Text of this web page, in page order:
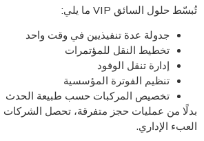
تُبسّط حلول السائق VIP ما يلي:
جدولة عدة تنفيذيين في وقت واحد
تخطيط النقل للمؤتمرات
إدارة تنقل الوفود
تنظيم الفوترة المؤسسية
تخصيص المركبات حسب طبيعة الحدث
بدلًا من عمليات حجز متفرقة، تحصل الشركات
العبء الإداري.